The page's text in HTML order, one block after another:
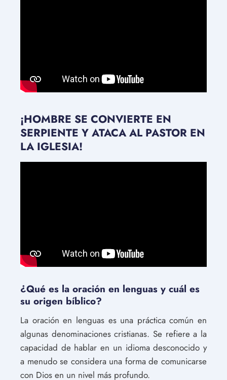
¡HOMBRE SE CONVIERTE EN
SERPIENTE Y ATACA AL PASTOR EN
LA IGLESIA!
¿Qué es la oración en lenguas y cuál es
su origen bíblico?
La oración en lenguas es una práctica común en
algunas denominaciones cristianas. Se refiere a la
capacidad de hablar en un idioma desconocido y
a menudo se considera una forma de comunicarse
con Dios en un nivel más profundo.